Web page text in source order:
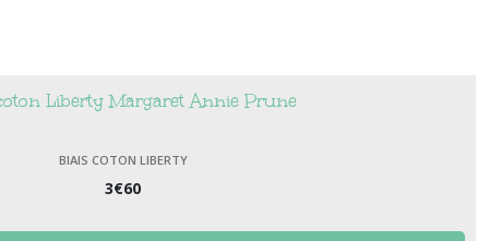
Liberty Margaret Annie Prune
BIAIS COTON LIBERTY
3€60